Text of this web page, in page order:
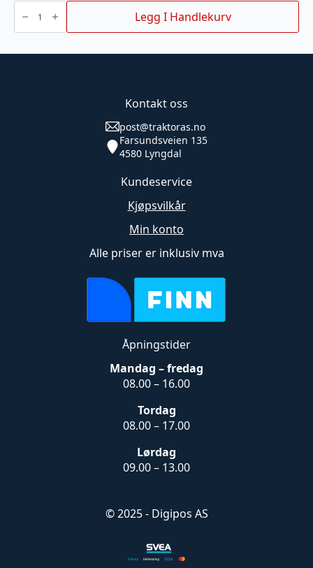
TIPPVOGN
500
KG
DØRKPLATE
Legg I Handlekurv
Kontakt oss
post@traktoras.no
Farsundsveien 135
4580 Lyngdal
Kundeservice
Kjøpsvilkår
Min konto
Alle priser er inklusiv mva
Åpningstider
Mandag – fredag
08.00 – 16.00
Tordag
08.00 – 17.00
Lørdag
09.00 – 13.00
© 2025 - Digipos AS